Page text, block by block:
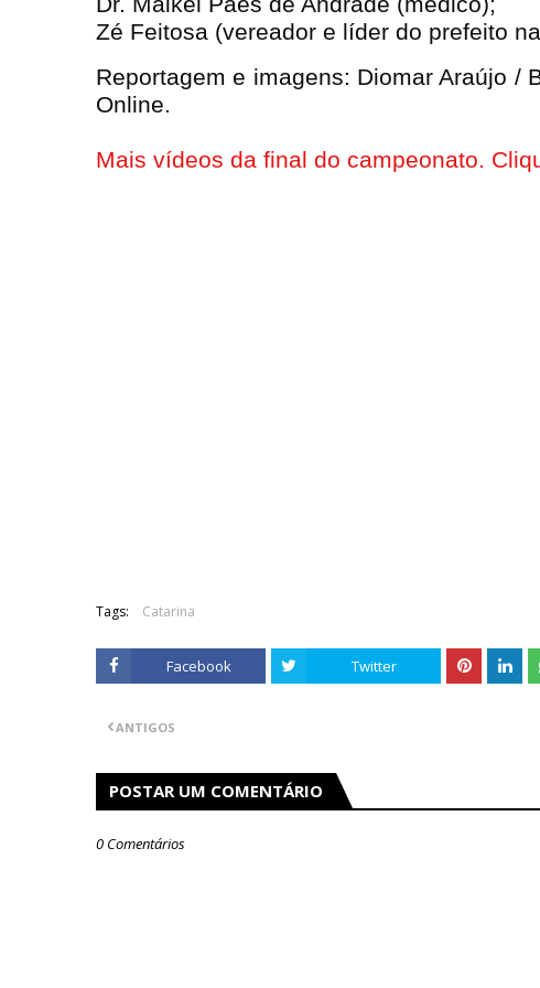
Zé Feitosa (vereador e líder do prefeito
Reportagem e imagens: Diomar Araújo /
Online.
Mais vídeos da final do campeonato.
Tags: Catarina
Facebook Twitter
ANTIGOS
POSTAR UM COMENTÁRIO
0 Comentários